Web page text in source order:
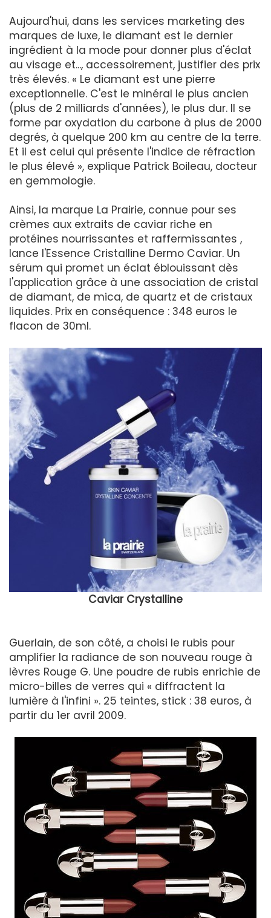
Aujourd'hui, dans les services marketing des
marques de luxe, le diamant est le dernier
ingrédient à la mode pour donner plus d'éclat
au visage et..., accessoirement, justifier des prix
très élevés. « Le diamant est une pierre
exceptionnelle. C'est le minéral le plus ancien
(plus de 2 milliards d'années), le plus dur. Il se
forme par oxydation du carbone à plus de 2000
degrés, à quelque 200 km au centre de la terre.
Et il est celui qui présente l'indice de réfraction
le plus élevé », explique Patrick Boileau, docteur
en gemmologie.
Ainsi, la marque La Prairie, connue pour ses
crèmes aux extraits de caviar riche en
protéines nourrissantes et raffermissantes ,
lance l'Essence Cristalline Dermo Caviar. Un
sérum qui promet un éclat éblouissant dès
l'application grâce à une association de cristal
de diamant, de mica, de quartz et de cristaux
liquides. Prix en conséquence : 348 euros le
flacon de 30ml.
Caviar Crystalline
Guerlain, de son côté, a choisi le rubis pour
amplifier la radiance de son nouveau rouge à
lèvres Rouge G. Une poudre de rubis enrichie de
micro-billes de verres qui « diffractent la
lumière à l'infini ». 25 teintes, stick : 38 euros, à
partir du 1er avril 2009.